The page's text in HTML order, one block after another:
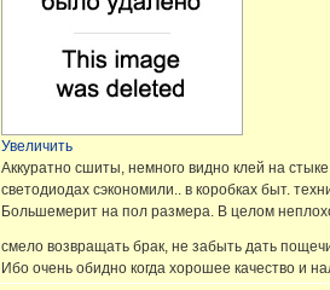
Увеличить
Аккуратно сшиты, немного видно клей на
светодиодах сэкономили.. в коробках быт.
Большемерит на пол размера. В целом
смело возвращать брак, не забыть дать
Ибо очень обидно когда хорошее качество и